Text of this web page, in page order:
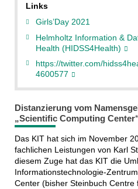
Links
Girls’Day 2021
Helmholtz Information &
Health (HIDSS4Health)
https://twitter.com/
4600577
Distanzierung vom
„Scientific Computing
Das KIT hat sich im November
fachlichen Leistungen von Karl
diesem Zuge hat das KIT die
Informationstechnologie-
Center (bisher Steinbuch